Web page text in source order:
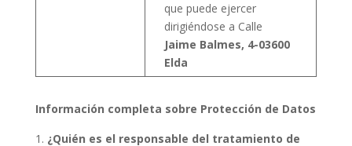
que puede ejercer
dirigiéndose a Calle
Jaime Balmes, 4-03600
Elda
Información completa sobre Protección de Datos
¿Quién es el responsable del tratamiento de